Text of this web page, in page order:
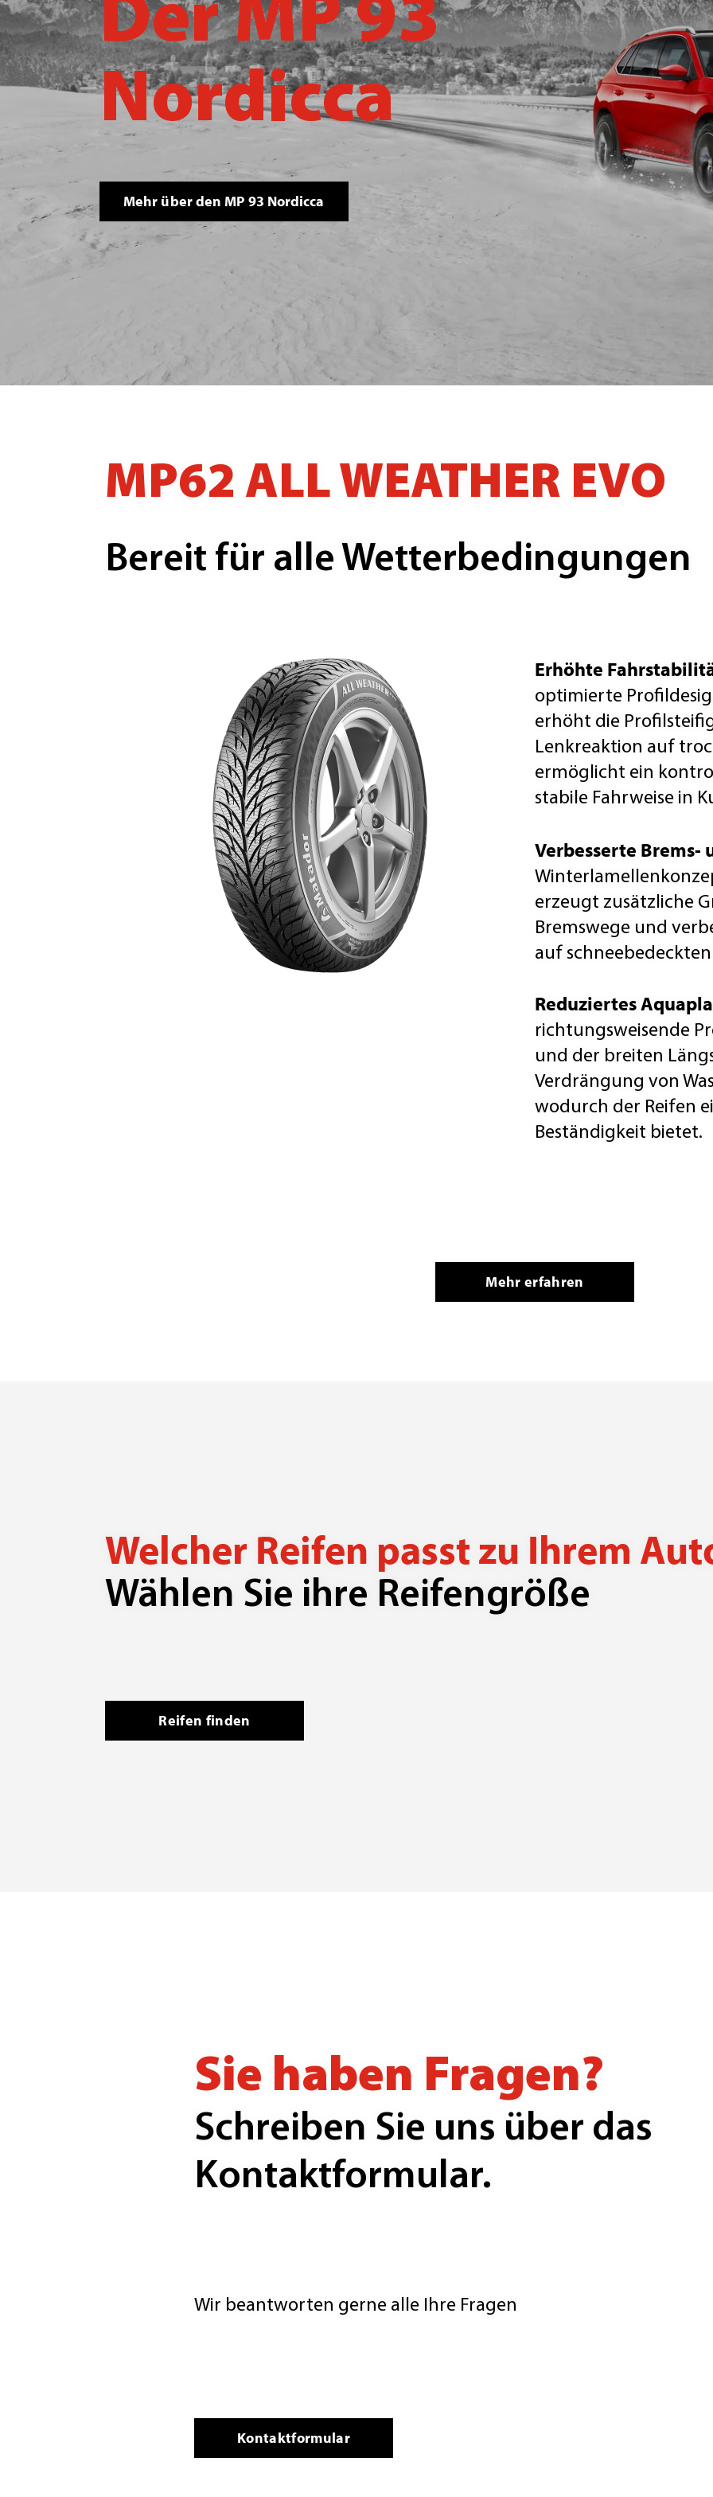
Der MP 93
Nordicca
Mehr über den MP 93 Nordicca
MP62 ALL WEATHER EVO
Bereit für alle Wetterbedingungen
Erhöhte
optimierte
erhöht die
Lenkreaktion auf
ermöglicht ein
stabile Fahrweise in
Verbesserte Brems-
erzeugt zusätzliche
Bremswege und
auf
Reduziertes
richtungsweisende
und der breiten
Verdrängung von
wodurch der Reifen
Beständigkeit bietet.
Mehr erfahren
Welcher Reifen passt zu Ihrem
Wählen Sie ihre Reifengröße
Reifen finden
Sie haben Fragen?
Schreiben Sie uns über das
Kontaktformular.
Wir beantworten gerne alle Ihre Fragen
Kontaktformular